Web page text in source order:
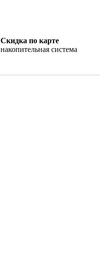
Скидка по карте
накопительная система